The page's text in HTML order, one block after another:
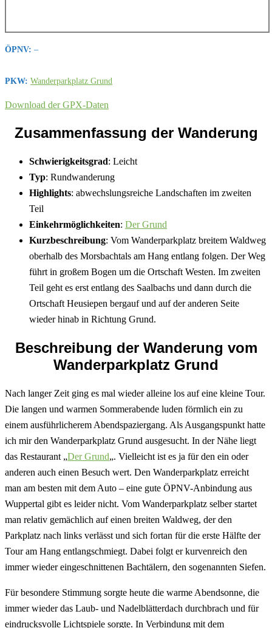
ÖPNV: –
PKW: Wanderparkplatz Grund
Download der GPX-Daten
Zusammenfassung der Wanderung
Schwierigkeitsgrad: Leicht
Typ: Rundwanderung
Highlights: abwechslungsreiche Landschaften im zweiten
Teil
Einkehrmöglichkeiten: Der Grund
Kurzbeschreibung: Vom Wanderparkplatz breitem Waldweg
oberhalb des Morsbachtals am Hang entlang folgen. Der Weg
führt in großem Bogen um die Ortschaft Westen. Im zweiten
Teil geht es erst entlang des Saalbachs und dann durch die
Ortschaft Heusiepen bergauf und auf der anderen Seite
wieder hinab in Richtung Grund.
Beschreibung der Wanderung vom
Wanderparkplatz Grund
Nach langer Zeit ging es mal wieder alleine los auf eine kleine Tour.
Die langen und warmen Sommerabende luden förmlich ein zu
einem ausführlicherem Abendspaziergang. Als Ausgangspunkt hatte
ich mir den Wanderparkplatz Grund ausgesucht. In der Nähe liegt
das Restaurant „Der Grund„. Vielleicht ist es ja für den ein oder
anderen auch einen Besuch wert. Den Wanderparkplatz erreicht
man am besten mit dem Auto – eine gute ÖPNV-Anbindung aus
Wuppertal gibt es leider nicht. Vom Wanderparkplatz selber startet
man relativ gemächlich auf einen breiten Waldweg, der den
Parkplatz nach links verlässt und sich fortan für die erste Hälfte der
Tour am Hang entlangschmiegt. Dabei folgt er kurvenreich den
immer wieder eingeschnittenen Bachtälern, den sogenannten Siefen.
Für besondere Stimmung sorgte heute die warme Abendsonne, die
immer wieder das Laub- und Nadelblätterdach durchbrach und für
eindrucksvolle Lichtspiele sorgte. In Verbindung mit dem